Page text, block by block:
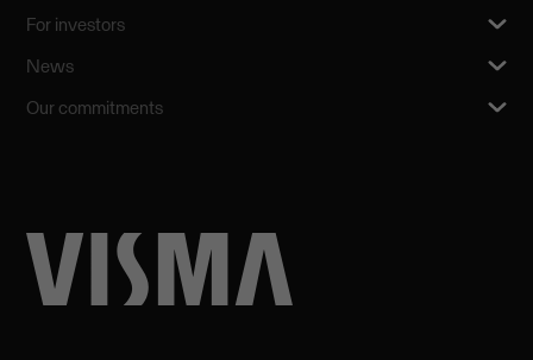
For investors
News
Our commitments